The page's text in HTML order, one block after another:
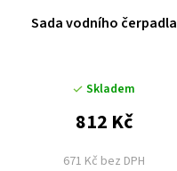
Sada vodního čerpadla
Skladem
671 Kč bez DPH
812 Kč